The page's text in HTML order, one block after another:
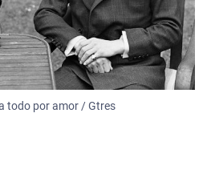
todo por amor / Gtres